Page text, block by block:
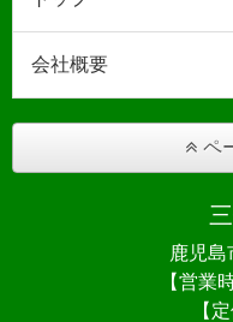
会社概要
ペ
鹿児島
【営業
【